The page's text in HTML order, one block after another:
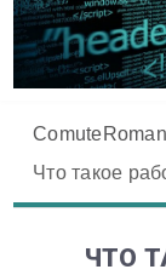
ComuteRoman
Что такое
ЧТО